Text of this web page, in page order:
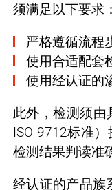
须满足以下要求：
严格遵循流程
使用合适配套
使用经认证的
此外，检测须由
ISO 9712标准
检测结果判读准
经认证的产品族